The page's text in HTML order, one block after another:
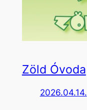
Zöld Óvoda
2026.04.14.